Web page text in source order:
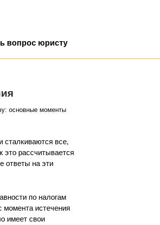
вопрос юристу
основные моменты
сталкиваются все,
это рассчитывается
ответы на эти
по налогам
момента истечения
имеет свои